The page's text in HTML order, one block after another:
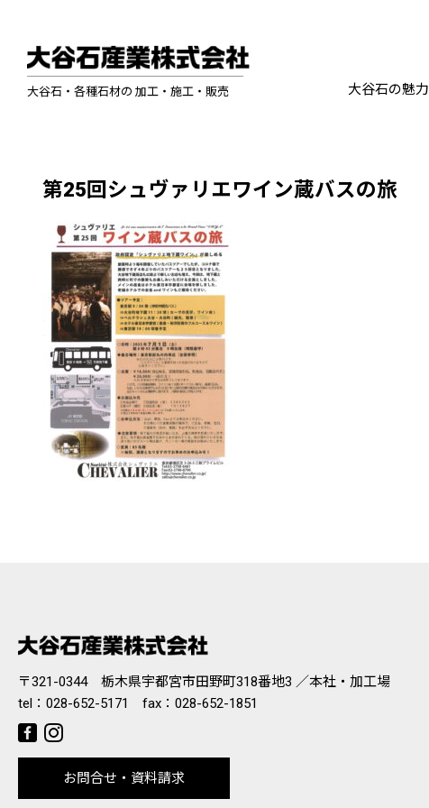
大谷石・各種石材の 加工・施工・販売 大谷石の魅力
第25回シュヴァリエワイン蔵バスの旅
〒321-0344 栃木県宇都宮市田野町318番地3 ／本社・加工場
tel： 028-652-5171 fax：028-652-1851
お問合せ・資料請求